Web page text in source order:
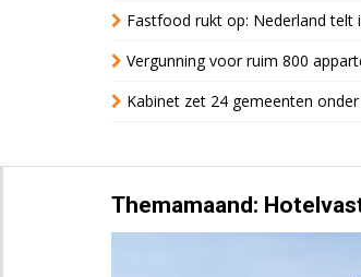
Fastfood rukt op: Nederland telt
Vergunning voor ruim 800
Kabinet zet 24 gemeenten
Themamaand: